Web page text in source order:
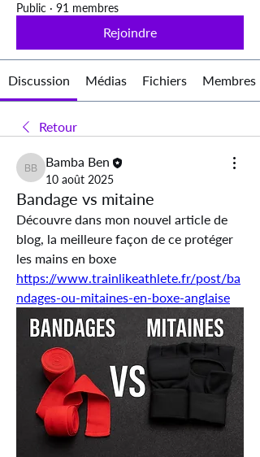
Public · 91 membres
Rejoindre
Discussion Médias Fichiers Membres
Retour
Bamba Ben
Bamba Ben
10 août 2025
Bandage vs mitaine
Découvre dans mon nouvel article de
blog, la meilleure façon de ce protéger
les mains en boxe
https://www.trainlikeathlete.fr/post/ba
ndages-ou-mitaines-en-boxe-anglaise